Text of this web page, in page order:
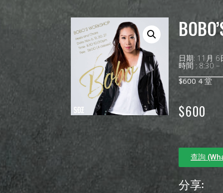
日期: 11月 6
時間 : 8:30
$600 4 堂
$600
查詢
分享: